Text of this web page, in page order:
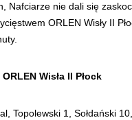
Nafciarze nie dali się
ORLEN Wisły II
Wisła II Płock
1, Sołdański